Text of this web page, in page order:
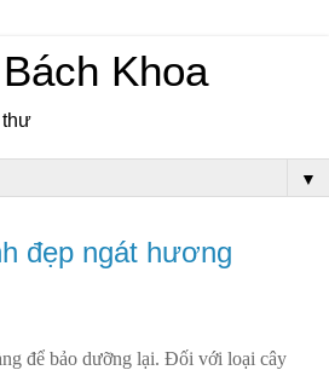
Khoa
thư
▼
đẹp ngát hương
để bảo dưỡng lại. Đối với loại cây